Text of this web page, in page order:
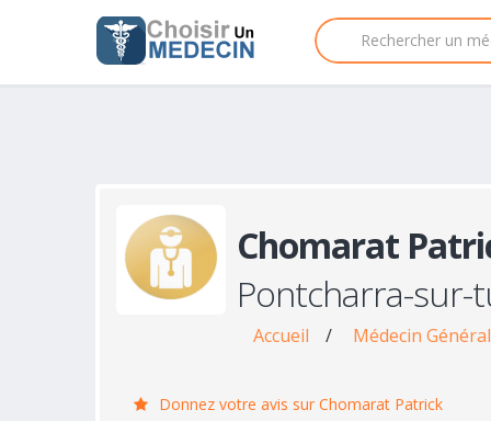
Chomarat
Pontcharra-sur-
Accueil / Médecin
Donnez votre avis sur Chomarat Patrick